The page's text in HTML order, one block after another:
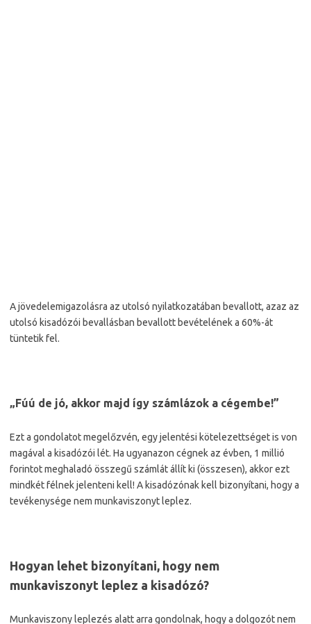
A jövedelemigazolásra az utolsó nyilatkozatában bevallott, azaz az
utolsó kisadózói bevallásban bevallott bevételének a 60%-át
tüntetik fel.
„Fúú de jó, akkor majd így számlázok a cégembe!”
Ezt a gondolatot megelőzvén, egy jelentési kötelezettséget is von
magával a kisadózói lét. Ha ugyanazon cégnek az évben, 1 millió
forintot meghaladó összegű számlát állít ki (összesen), akkor ezt
mindkét félnek jelenteni kell! A kisadózónak kell bizonyítani, hogy a
tevékenysége nem munkaviszonyt leplez.
Hogyan lehet bizonyítani, hogy nem
munkaviszonyt leplez a kisadózó?
Munkaviszony leplezés alatt arra gondolnak, hogy a dolgozót nem